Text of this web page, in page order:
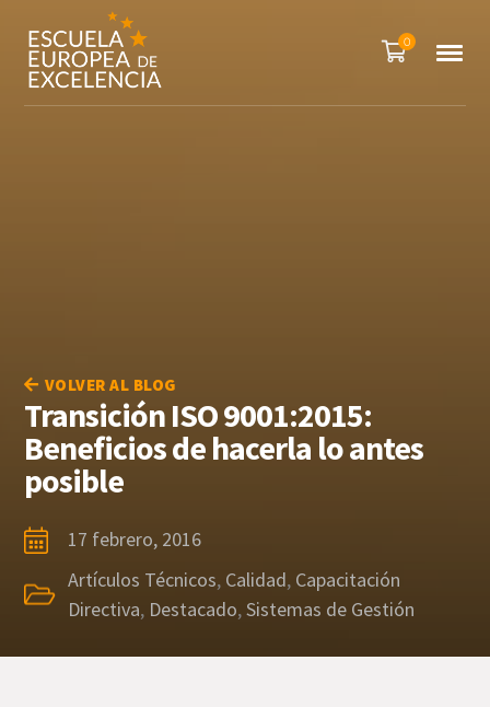
0
VOLVER AL BLOG
Transición ISO 9001:2015:
Beneficios de hacerla lo antes
posible
17 febrero, 2016
Artículos Técnicos, Calidad, Capacitación
Directiva, Destacado,Sistemas de Gestión